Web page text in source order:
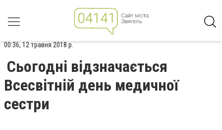
00:36, 12 травня 2018 р.
Сьогодні відзначається
Всесвітній день медичної
сестри